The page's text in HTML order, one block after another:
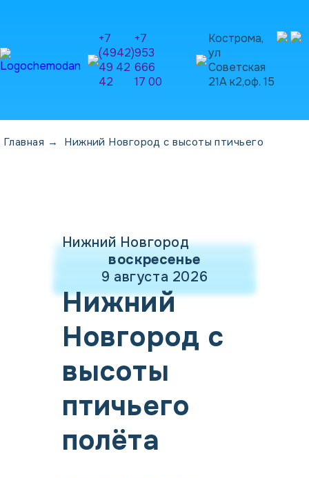
+7
(4942)
49 42
42
+7
953
666
17 00
Кострома,
ул
Советская
21А к2,оф. 15
Главная → Нижний Новгород с высоты птичьего
Нижний Новгород
воскресенье
9 августа 2026
Нижний
Новгород с
высоты
птичьего
полёта